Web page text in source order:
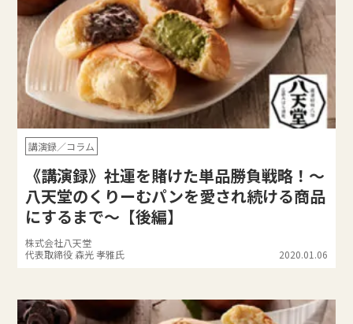
講演録／コラム
《講演録》社運を賭けた単品勝負戦略！〜
八天堂のくりーむパンを愛され続ける商品
にするまで〜【後編】
株式会社八天堂
代表取締役 森光 孝雅氏
2020.01.06